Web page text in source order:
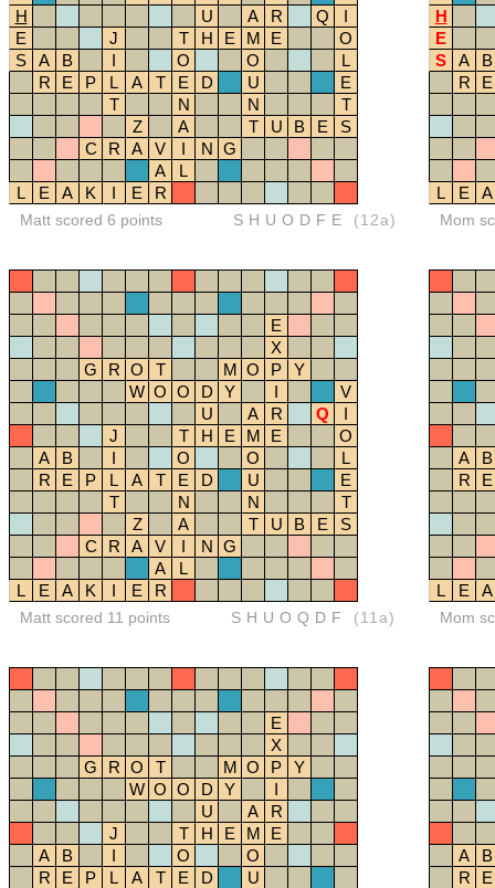
H
U A R Q
I
E
J T H E M E
O
S
A B I O O
L
R
E P L A T E D U
E
T
N N
T
Z
A T U B E
S
C
R A V I N G
A
L
L
E A K I E R
Matt scored 6 points SHUODFE (12a)
H
E
S
A
B
R
E
L E A
Mom
E
X
G
R O T M O P
Y
W O O D Y I
V
U
A R Q
I
J
T H E M E
O
A
B I O O
L
R
E P L A T E D U
E
T
N N
T
Z
A T U B E
S
C
R A V I N G
A
L
L
E A K I E R
Matt scored 11 points SHUOQDF (11a)
A
B
R
E
L E A
Mom
E
X
G
R O T M O P
Y
W O O D Y
I
U
A
R
J
T H E M
E
A
B I O
O
R
E P L A T E D
U
A
B
R
E